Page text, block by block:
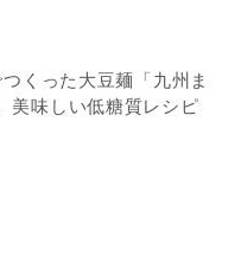
くった大豆麺「九州ま
美味しい低糖質レシピ